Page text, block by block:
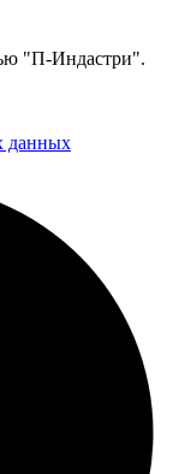
"П-Индастри".
данных